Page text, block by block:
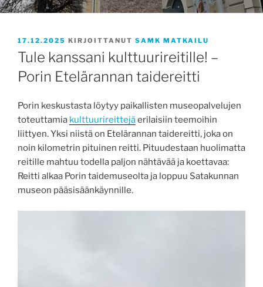
JULKAISTU
17.12.2025 KIRJOITTANUT SAMK MATKAILU
Tule kanssani kulttuurireitille! –
Porin Etelärannan taidereitti
Porin keskustasta löytyy paikallisten museopalvelujen
toteuttamia kulttuurireittejäerilaisiin teemoihin
liittyen. Yksi niistä on Etelärannan taidereitti, joka on
noin kilometrin pituinen reitti. Pituudestaan huolimatta
reitille mahtuu todella paljon nähtävää ja koettavaa:
Reitti alkaa Porin taidemuseolta ja loppuu Satakunnan
museon pääsisäänkäynnille.